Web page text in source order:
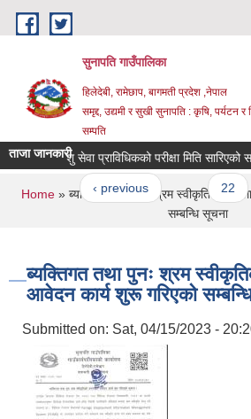
Skip to main content
सुनापति गाउँपालिका
हिलेदेबी, रामेछाप, बागमती प्रदेश ,नेपाल
समृद्द, उद्यमी र सुखी सुनापति : कृषि, पर्यटन र
सम्पति
ताजा जानकारी
र पशु सेवा प्राविधिकको परीक्षा मिति सारिएको
« first ‹ previous … 22
You are here
Home» ब्यक्तिगत तथा पुनः श्रम स्वीकृतिको
सम्बन्धि सूचना
ब्यक्तिगत तथा पुनः श्रम
आवेदन कार्य शुरू गरिएको
Submitted on: Sat, 04/15/2023 -